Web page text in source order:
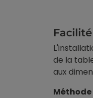
de la
aux